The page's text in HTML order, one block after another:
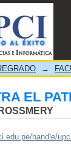
EL
→
EL
handle/